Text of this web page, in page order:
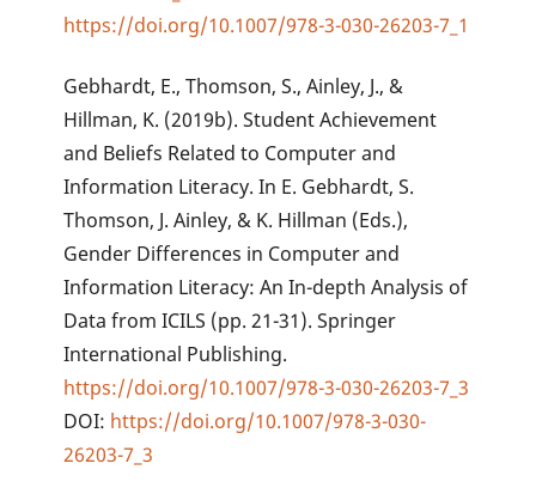
https://doi.org/10.1007/978-3-030-26203-7_1
Gebhardt, E., Thomson, S., Ainley, J., &
Hillman, K. (2019b). Student Achievement
and Beliefs Related to Computer and
Information Literacy. In E. Gebhardt, S.
Thomson, J. Ainley, & K. Hillman (Eds.),
Gender Differences in Computer and
Information Literacy: An In-depth Analysis of
Data from ICILS (pp. 21-31). Springer
International Publishing.
https://doi.org/10.1007/978-3-030-26203-7_3
DOI: https://doi.org/10.1007/978-3-030-
26203-7_3